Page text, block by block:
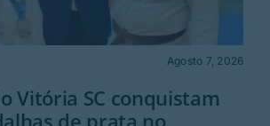
Agosto 7, 2026
Vitória SC conquistam
de prata no